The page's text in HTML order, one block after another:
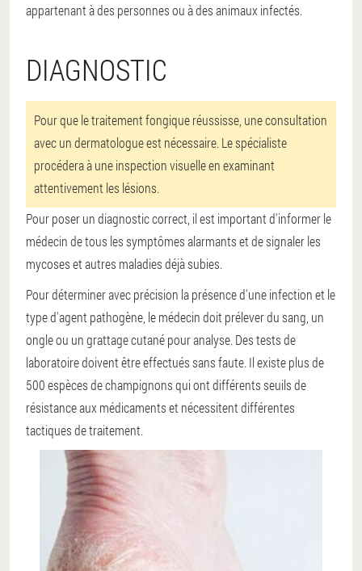
appartenant à des personnes ou à des animaux infectés.
DIAGNOSTIC
Pour que le traitement fongique réussisse, une consultation
avec un dermatologue est nécessaire. Le spécialiste
procédera à une inspection visuelle en examinant
attentivement les lésions.
Pour poser un diagnostic correct, il est important d'informer le
médecin de tous les symptômes alarmants et de signaler les
mycoses et autres maladies déjà subies.
Pour déterminer avec précision la présence d'une infection et le
type d'agent pathogène, le médecin doit prélever du sang, un
ongle ou un grattage cutané pour analyse. Des tests de
laboratoire doivent être effectués sans faute. Il existe plus de
500 espèces de champignons qui ont différents seuils de
résistance aux médicaments et nécessitent différentes
tactiques de traitement.